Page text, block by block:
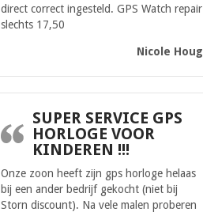
direct correct ingesteld. GPS Watch repair
slechts 17,50
Nicole Houg
SUPER SERVICE GPS
HORLOGE VOOR
KINDEREN !!!
Onze zoon heeft zijn gps horloge helaas
bij een ander bedrijf gekocht (niet bij
Storn discount). Na vele malen proberen